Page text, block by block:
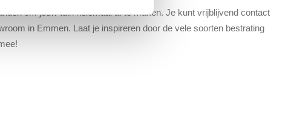
om jouw tuin helemaal af te maken. Je kunt vrijblijvend contact
in Emmen. Laat je inspireren door de vele soorten bestrating